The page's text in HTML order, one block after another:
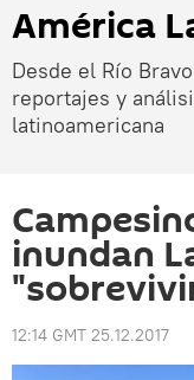
América
Desde el Río
reportajes y
latinoamericana
inundan
12:14 GMT 25.12.2017